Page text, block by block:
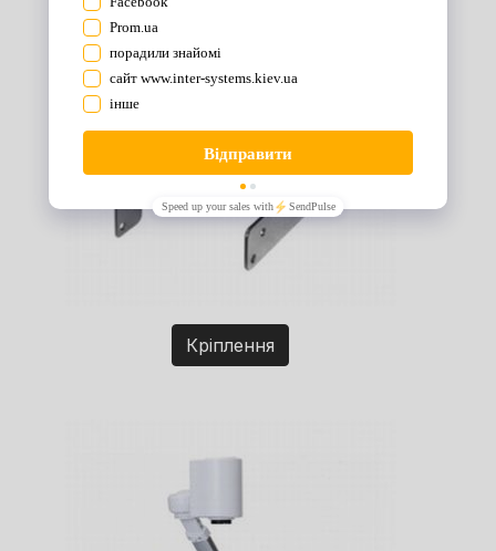
Кріплення